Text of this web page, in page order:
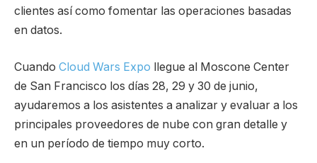
clientes así como fomentar las operaciones basadas
en datos.
Cuando Cloud Wars Expo llegue al Moscone Center
de San Francisco los días 28, 29 y 30 de junio,
ayudaremos a los asistentes a analizar y evaluar a los
principales proveedores de nube con gran detalle y
en un período de tiempo muy corto.